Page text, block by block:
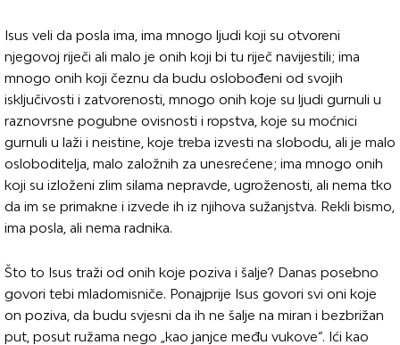
Isus veli da posla ima, ima mnogo ljudi koji su otvoreni
njegovoj riječi ali malo je onih koji bi tu riječ navijestili; ima
mnogo onih koji čeznu da budu oslobođeni od svojih
isključivosti i zatvorenosti, mnogo onih koje su ljudi gurnuli u
raznovrsne pogubne ovisnosti i ropstva, koje su moćnici
gurnuli u laži i neistine, koje treba izvesti na slobodu, ali je malo
osloboditelja, malo založnih za unesrećene; ima mnogo onih
koji su izloženi zlim silama nepravde, ugroženosti, ali nema tko
da im se primakne i izvede ih iz njihova sužanjstva. Rekli bismo,
ima posla, ali nema radnika.
Što to Isus traži od onih koje poziva i šalje? Danas posebno
govori tebi mladomisniče. Ponajprije Isus govori svi oni koje
on poziva, da budu svjesni da ih ne šalje na miran i bezbrižan
put, posut ružama nego „kao janjce među vukove“. Ići kao